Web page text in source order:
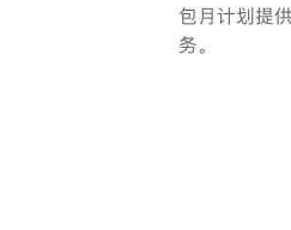
包月计划提
务。